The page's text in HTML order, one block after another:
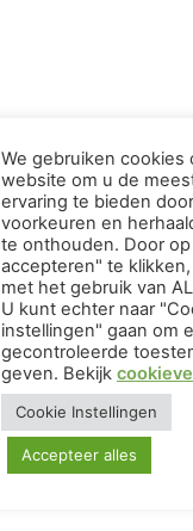
We gebruiken cookies
website om u de
ervaring te bieden
voorkeuren en
te onthouden. Door op
accepteren" te
met het gebruik van
U kunt echter naar
instellingen" gaan om
gecontroleerde
geven. Bekijk
Cookie Instellingen
Accepteer alles